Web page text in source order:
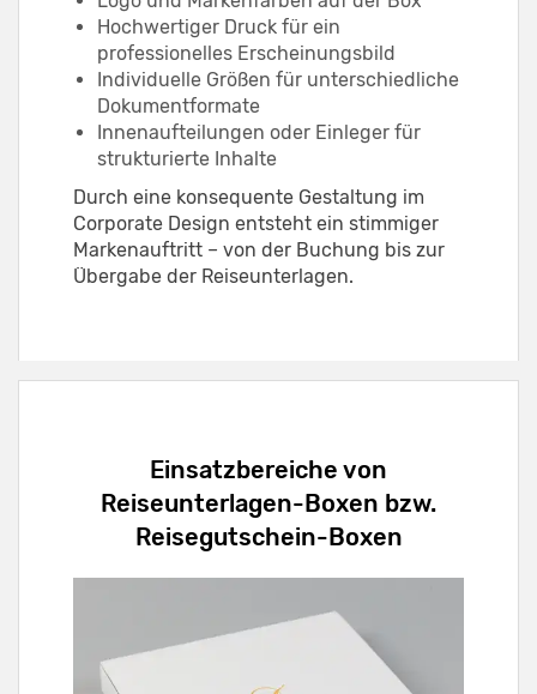
Hochwertiger Druck für ein
professionelles Erscheinungsbild
Individuelle Größen für unterschiedliche
Dokumentformate
Innenaufteilungen oder Einleger für
strukturierte Inhalte
Durch eine konsequente Gestaltung im
Corporate Design entsteht ein stimmiger
Markenauftritt – von der Buchung bis zur
Übergabe der Reiseunterlagen.
Einsatzbereiche von
Reiseunterlagen-Boxen bzw.
Reisegutschein-Boxen